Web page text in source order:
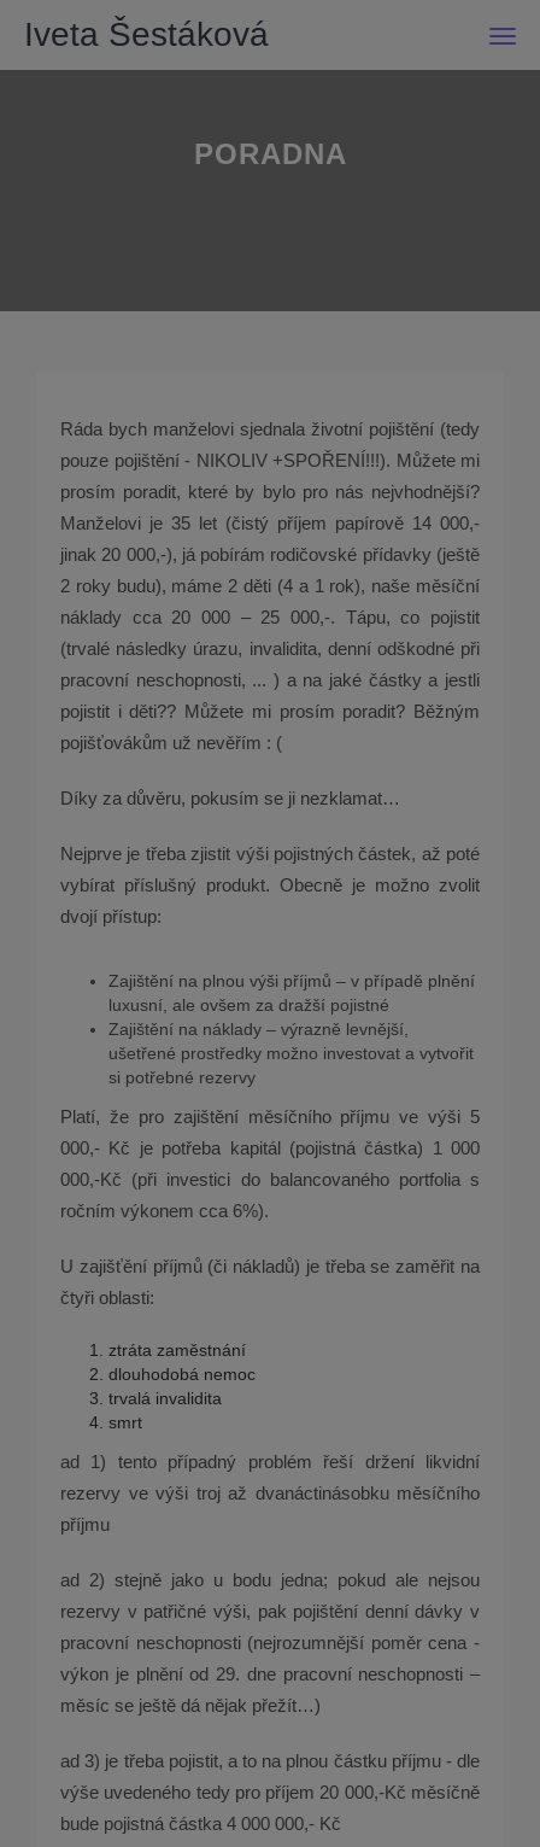
Iveta Šestáková
PORADNA
Ráda bych manželovi sjednala životní pojištění (tedy
pouze pojištění - NIKOLIV +SPOŘENÍ!!!). Můžete mi
prosím poradit, které by bylo pro nás nejvhodnější?
Manželovi je 35 let (čistý příjem papírově 14 000,-
jinak 20 000,-), já pobírám rodičovské přídavky (ještě
2 roky budu), máme 2 děti (4 a 1 rok), naše měsíční
náklady cca 20 000 – 25 000,-. Tápu, co pojistit
(trvalé následky úrazu, invalidita, denní odškodné při
pracovní neschopnosti, ... ) a na jaké částky a jestli
pojistit i děti?? Můžete mi prosím poradit? Běžným
pojišťovákům už nevěřím : (
Díky za důvěru, pokusím se ji nezklamat…
Nejprve je třeba zjistit výši pojistných částek, až poté
vybírat příslušný produkt. Obecně je možno zvolit
dvojí přístup:
Zajištění na plnou výši příjmů – v případě plnění
luxusní, ale ovšem za dražší pojistné
Zajištění na náklady – výrazně levnější,
ušetřené prostředky možno investovat a vytvořit
si potřebné rezervy
Platí, že pro zajištění měsíčního příjmu ve výši 5
000,- Kč je potřeba kapitál (pojistná částka) 1 000
000,-Kč (při investici do balancovaného portfolia s
ročním výkonem cca 6%).
U zajišťění příjmů (či nákladů) je třeba se zaměřit na
čtyři oblasti:
ztráta zaměstnání
dlouhodobá nemoc
trvalá invalidita
smrt
ad 1) tento případný problém řeší držení likvidní
rezervy ve výši troj až dvanáctinásobku měsíčního
příjmu
ad 2) stejně jako u bodu jedna; pokud ale nejsou
rezervy v patřičné výši, pak pojištění denní dávky v
pracovní neschopnosti (nejrozumnější poměr cena -
výkon je plnění od 29. dne pracovní neschopnosti –
měsíc se ještě dá nějak přežít…)
ad 3) je třeba pojistit, a to na plnou částku příjmu - dle
výše uvedeného tedy pro příjem 20 000,-Kč měsíčně
bude pojistná částka 4 000 000,- Kč